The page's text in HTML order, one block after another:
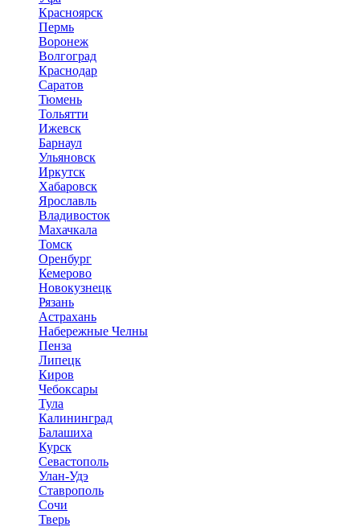
Красноярск
Пермь
Воронеж
Волгоград
Краснодар
Саратов
Тюмень
Тольятти
Ижевск
Барнаул
Ульяновск
Иркутск
Хабаровск
Ярославль
Владивосток
Махачкала
Томск
Оренбург
Кемерово
Новокузнецк
Рязань
Астрахань
Набережные Челны
Пенза
Липецк
Киров
Чебоксары
Тула
Калининград
Балашиха
Курск
Севастополь
Улан-Удэ
Ставрополь
Сочи
Тверь